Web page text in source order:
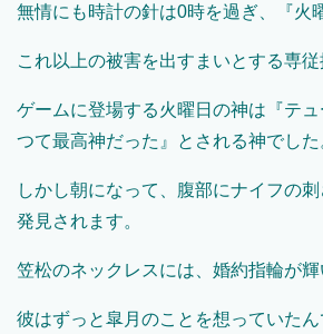
無情にも時計の針は0時を過ぎ、『火
これ以上の被害を出すまいとする専従
ゲームに登場する火曜日の神は『テ
つて最高神だった』とされる神でした
しかし朝になって、腹部にナイフの
発見されます。
笠松のネックレスには、婚約指輪が輝
彼はずっと皐月のことを想っていたん